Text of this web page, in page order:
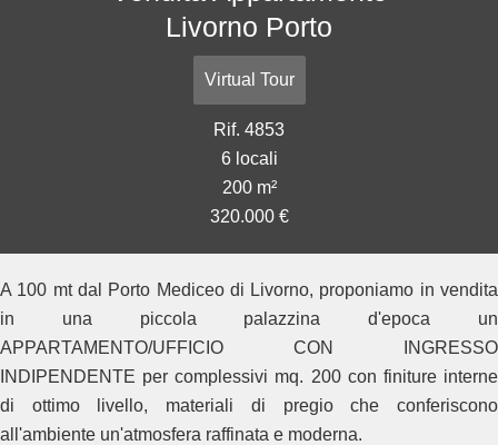
Livorno Porto
Virtual Tour
Rif. 4853
6 locali
200 m²
320.000 €
A 100 mt dal Porto Mediceo di Livorno, proponiamo in vendita
in una piccola palazzina d'epoca un
APPARTAMENTO/UFFICIO CON INGRESSO
INDIPENDENTE per complessivi mq. 200 con finiture interne
di ottimo livello, materiali di pregio che conferiscono
all'ambiente un'atmosfera raffinata e moderna.